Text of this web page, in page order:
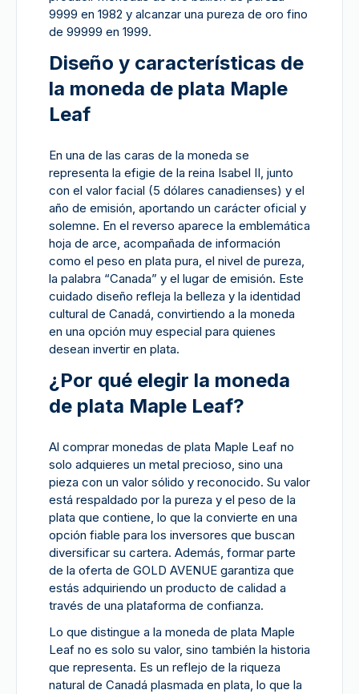
9999 en 1982 y alcanzar una pureza de oro fino
de 99999 en 1999.
Diseño y características de
la moneda de plata Maple
Leaf
En una de las caras de la moneda se
representa la efigie de la reina Isabel II, junto
con el valor facial (5 dólares canadienses) y el
año de emisión, aportando un carácter oficial y
solemne. En el reverso aparece la emblemática
hoja de arce, acompañada de información
como el peso en plata pura, el nivel de pureza,
la palabra “Canada” y el lugar de emisión. Este
cuidado diseño refleja la belleza y la identidad
cultural de Canadá, convirtiendo a la moneda
en una opción muy especial para quienes
desean invertir en plata.
¿Por qué elegir la moneda
de plata Maple Leaf?
Al comprar monedas de plata Maple Leaf no
solo adquieres un metal precioso, sino una
pieza con un valor sólido y reconocido. Su valor
está respaldado por la pureza y el peso de la
plata que contiene, lo que la convierte en una
opción fiable para los inversores que buscan
diversificar su cartera. Además, formar parte
de la oferta de GOLD AVENUE garantiza que
estás adquiriendo un producto de calidad a
través de una plataforma de confianza.
Lo que distingue a la moneda de plata Maple
Leaf no es solo su valor, sino también la historia
que representa. Es un reflejo de la riqueza
natural de Canadá plasmada en plata, lo que la